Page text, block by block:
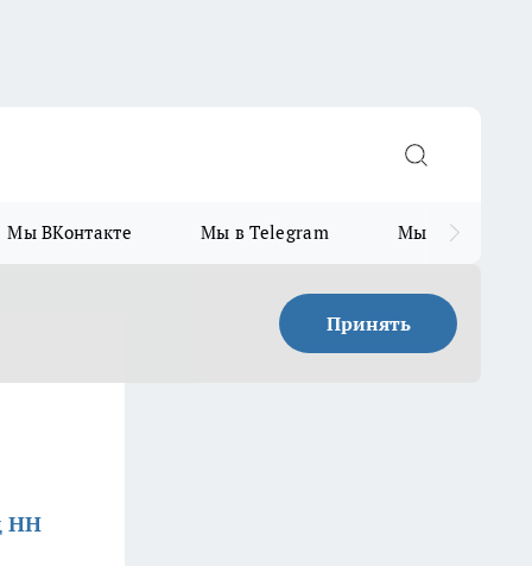
Мы ВКонтакте Мы в Telegram Мы в MAX
Принять
НН